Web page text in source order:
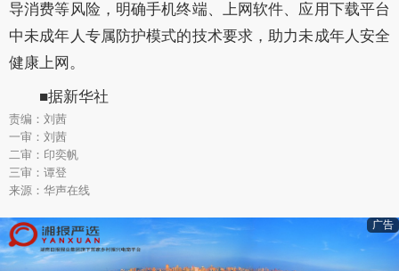
导消费等风险，明确手机终端、上网软件、应用下载平台
中未成年人专属防护模式的技术要求，助力未成年人安全
健康上网。
■据新华社
责编：刘茜
一审：刘茜
二审：印奕帆
三审：谭登
来源：华声在线
广告